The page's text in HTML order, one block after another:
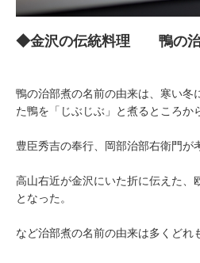
◆金沢の伝統料理 鴨の治
鴨の治部煮の名前の由来は、寒い冬
た鴨を「じぶじぶ」と煮るところか
豊臣秀吉の奉行、岡部治部右衛門が
高山右近が金沢にいた折に伝えた、
となった。
など治部煮の名前の由来は多くどれ